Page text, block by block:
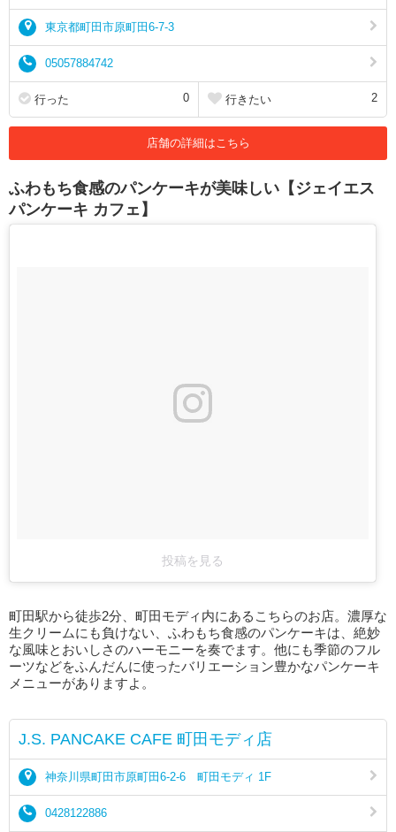
東京都町田市原町田6-7-3
05057884742
行った 0 行きたい 2
店舗の詳細はこちら
ふわもち食感のパンケーキが美味しい【ジェイエス
パンケーキ カフェ】
投稿を見る
町田駅から徒歩2分、町田モディ内にあるこちらのお店。濃厚な
生クリームにも負けない、ふわもち食感のパンケーキは、絶妙
な風味とおいしさのハーモニーを奏でます。他にも季節のフル
ーツなどをふんだんに使ったバリエーション豊かなパンケーキ
メニューがありますよ。
J.S. PANCAKE CAFE 町田モディ店
神奈川県町田市原町田6-2-6 町田モディ 1F
0428122886